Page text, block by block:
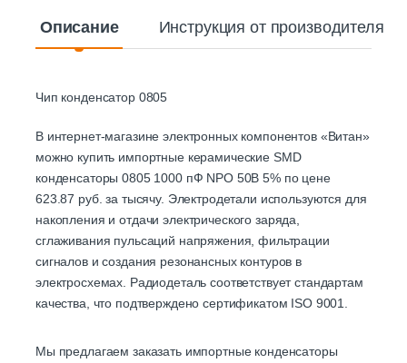
Описание Инструкция от производителя
Чип конденсатор 0805
В интернет-магазине электронных компонентов «Витан»
можно купить импортные керамические SMD
конденсаторы 0805 1000 пФ NPO 50B 5% по цене
623.87 руб. за тысячу. Электродетали используются для
накопления и отдачи электрического заряда,
сглаживания пульсаций напряжения, фильтрации
сигналов и создания резонансных контуров в
электросхемах. Радиодеталь соответствует стандартам
качества, что подтверждено сертификатом ISO 9001.
Мы предлагаем заказать импортные конденсаторы